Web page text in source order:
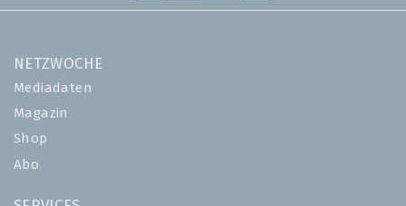
NETZWOCHE
Mediadaten
Magazin
Shop
Abo